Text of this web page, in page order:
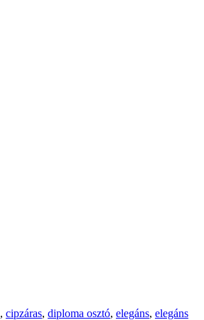
, cipzáras, diploma osztó, elegáns, elegáns